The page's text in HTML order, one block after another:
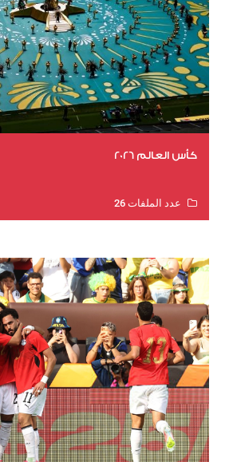
كأس العالم 2026
عدد الملفات 26